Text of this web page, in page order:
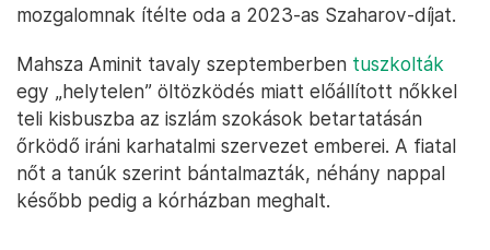
mozgalomnak ítélte oda a 2023-as Szaharov-díjat.
Mahsza Aminit tavaly szeptemberben tuszkolták
egy „helytelen” öltözködés miatt előállított nőkkel
teli kisbuszba az iszlám szokások betartatásán
őrködő iráni karhatalmi szervezet emberei. A fiatal
nőt a tanúk szerint bántalmazták, néhány nappal
később pedig a kórházban meghalt.